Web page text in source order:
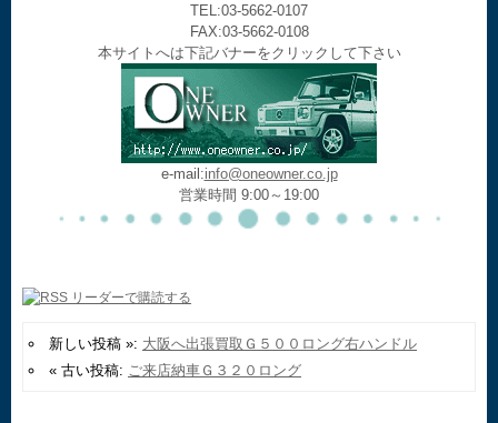
TEL:03-5662-0107
FAX:03-5662-0108
本サイトへは下記バナーをクリックして下さい
e-mail:info@oneowner.co.jp
営業時間 9:00～19:00
新しい投稿 »: 大阪へ出張買取Ｇ５００ロング右ハンドル
« 古い投稿: ご来店納車Ｇ３２０ロング